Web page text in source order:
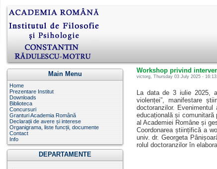
Main Menu
Home
Prezentare Institut
Downloads
Biblioteca
Concursuri
Granturi Academia Română
Declarații de avere și interese
Organigrama, liste funcții, documente
Contact
Info
DEPARTAMENTE
Workshop privind
victorg, Thursday 03 July 2025 -
La data de 3 iulie 2025,
violenței”, manifestare
doctoranzilor.
educațională și comunitară
al Academiei Române și
Coordonarea științifică a
univ. dr. Georgeta
rolul doctoranzilor în